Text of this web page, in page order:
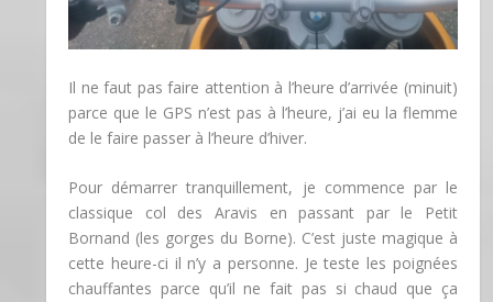
Il ne faut pas faire attention à l’heure d’arrivée (minuit)
parce que le GPS n’est pas à l’heure, j’ai eu la flemme
de le faire passer à l’heure d’hiver.
Pour démarrer tranquillement, je commence par le
classique col des Aravis en passant par le Petit
Bornand (les gorges du Borne). C’est juste magique à
cette heure-ci il n’y a personne. Je teste les poignées
chauffantes parce qu’il ne fait pas si chaud que ça